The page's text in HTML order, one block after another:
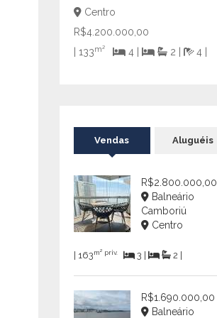
Centro
R$4.200.000,00
| 133m² 4 | 2 | 4 |
Vendas Aluguéis
R$2.800.000,00
Balneário
Camboriú
Centro
| 163m² priv. 3 | 2 |
R$1.690.000,00
Balneário